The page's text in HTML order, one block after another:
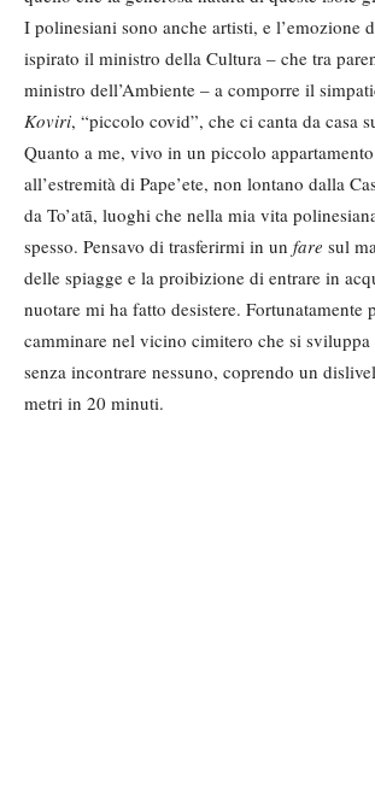
I polinesiani sono anche artisti, e l’emozione
ispirato il ministro della Cultura – che tra
ministro dell’Ambiente – a comporre il
Koviri, “piccolo covid”, che ci canta da casa
Quanto a me, vivo in un piccolo
all’estremità di Pape’ete, non lontano dalla
da To’atā, luoghi che nella mia vita
spesso. Pensavo di trasferirmi in un fare sul
delle spiagge e la proibizione di entrare in
nuotare mi ha fatto desistere. Fortunatamente
camminare nel vicino cimitero che si sviluppa
senza incontrare nessuno, coprendo un
metri in 20 minuti.